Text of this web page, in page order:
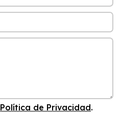
Política de Privacidad.